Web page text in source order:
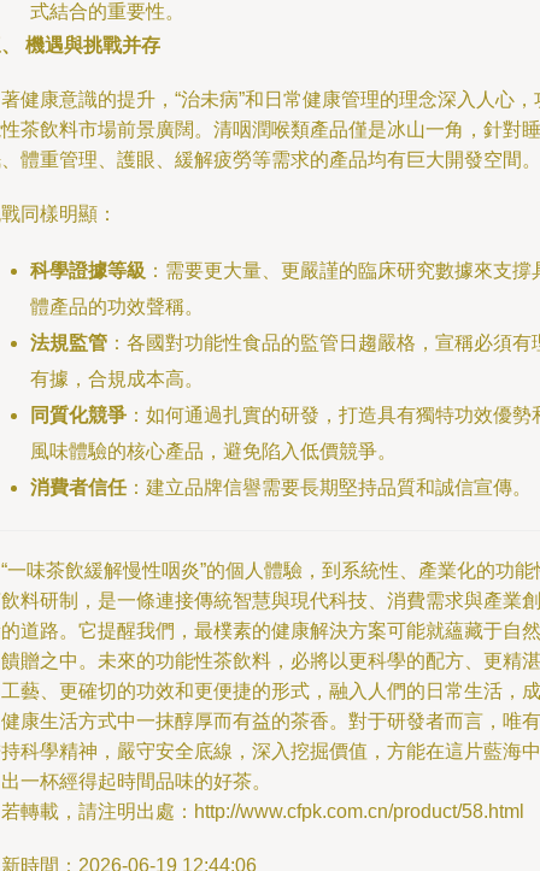
式結合的重要性。
機遇與挑戰并存
健康意識的提升，“治未病”和日常健康管理的理念深入人心，
茶飲料市場前景廣闊。清咽潤喉類產品僅是冰山一角，針對睡
體重管理、護眼、緩解疲勞等需求的產品均有巨大開發空間。
同樣明顯：
科學證據等級 ：需要更大量、更嚴謹的臨床研究數據來支撐
體產品的功效聲稱。
法規監管 ：各國對功能性食品的監管日趨嚴格，宣稱必須有
有據，合規成本高。
同質化競爭 ：如何通過扎實的研發，打造具有獨特功效優勢
風味體驗的核心產品，避免陷入低價競爭。
消費者信任：建立品牌信譽需要長期堅持品質和誠信宣傳。
一味茶飲緩解慢性咽炎”的個人體驗，到系統性、產業化的功能
料研制，是一條連接傳統智慧與現代科技、消費需求與產業創
道路。它提醒我們，最樸素的健康解決方案可能就蘊藏于自然
贈之中。未來的功能性茶飲料，必將以更科學的配方、更精湛
藝、更確切的功效和更便捷的形式，融入人們的日常生活，成
康生活方式中一抹醇厚而有益的茶香。對于研發者而言，唯有
科學精神，嚴守安全底線，深入挖掘價值，方能在這片藍海中
一杯經得起時間品味的好茶。
轉載，請注明出處：http://www.cfpk.com.cn/product/58.html
時間：2026-06-19 12:44:06